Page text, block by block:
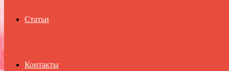
Статьи
Контакты